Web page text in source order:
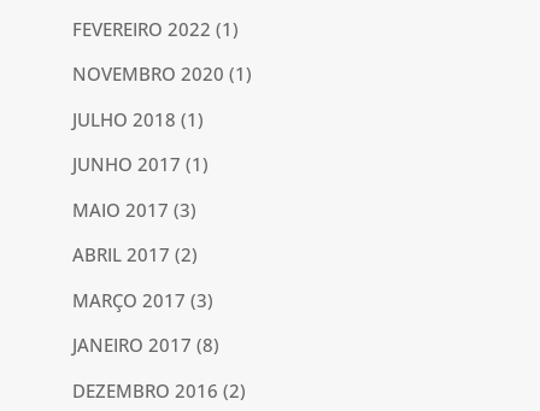
FEVEREIRO 2022 (1)
NOVEMBRO 2020 (1)
JULHO 2018 (1)
JUNHO 2017 (1)
MAIO 2017 (3)
ABRIL 2017 (2)
MARÇO 2017 (3)
JANEIRO 2017 (8)
DEZEMBRO 2016 (2)